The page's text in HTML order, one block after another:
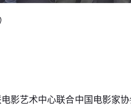
影艺术中心联合中国电影家